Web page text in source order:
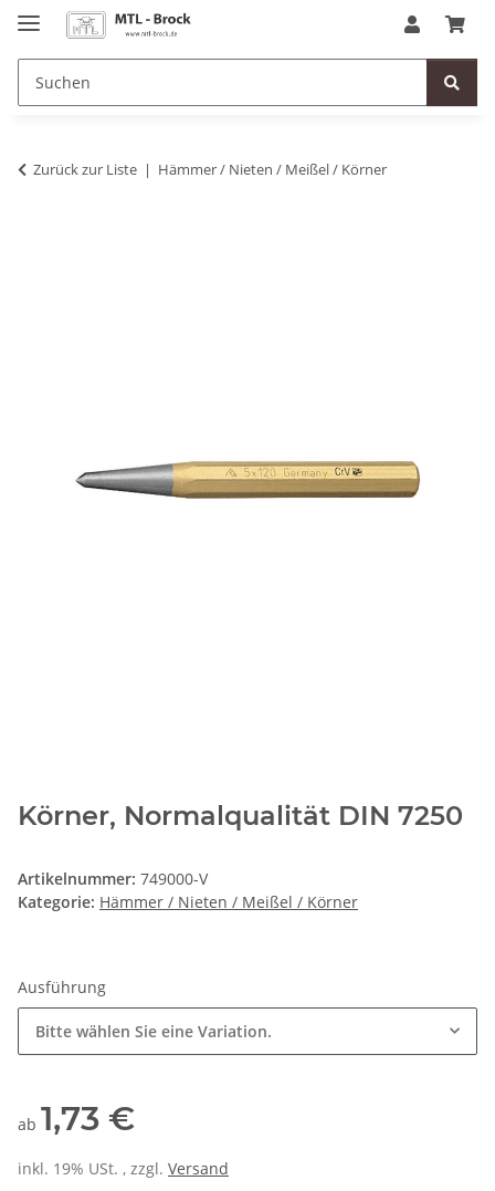
Zurück zur Liste Hämmer / Nieten / Meißel / Körner
Körner, Normalqualität DIN 7250
Artikelnummer: 749000-V
Kategorie: Hämmer / Nieten / Meißel / Körner
Ausführung
Bitte wählen Sie eine Variation.
ab 1,73 €
inkl. 19% USt. , zzgl. Versand